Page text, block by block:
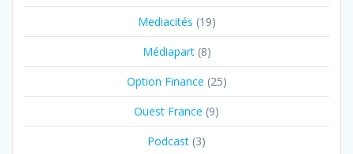
Mediacités (19)
Médiapart(8)
Option Finance (25)
Ouest France (9)
Podcast (3)